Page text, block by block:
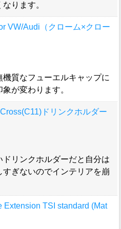
ります。
VW/Audi（クローム×クロー
質なフューエルキャップに
が変わります。
ドリンクホルダー
リンクホルダーだと自分は
ぎないのでインテリアを崩
Extension TSI standard (Mat